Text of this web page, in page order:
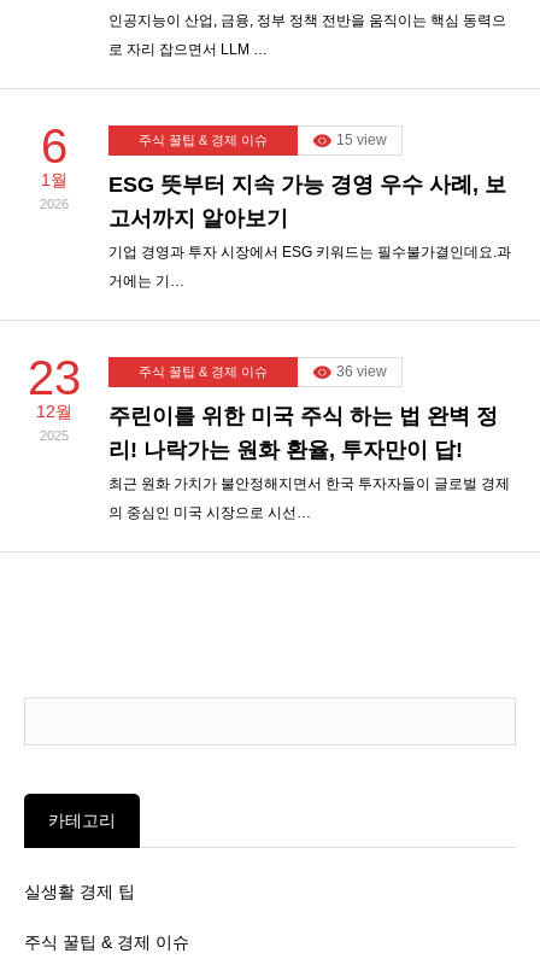
인공지능이 산업, 금융, 정부 정책 전반을 움직이는 핵심 동력으
로 자리 잡으면서 LLM …
6
1월
2026
주식 꿀팁 & 경제 이슈 15 view
ESG 뜻부터 지속 가능 경영 우수 사례, 보
고서까지 알아보기
기업 경영과 투자 시장에서 ESG 키워드는 필수불가결인데요.과
거에는 기…
23
12월
2025
주식 꿀팁 & 경제 이슈 36 view
주린이를 위한 미국 주식 하는 법 완벽 정
리! 나락가는 원화 환율, 투자만이 답!
최근 원화 가치가 불안정해지면서 한국 투자자들이 글로벌 경제
의 중심인 미국 시장으로 시선…
카테고리
실생활 경제 팁
주식 꿀팁 & 경제 이슈